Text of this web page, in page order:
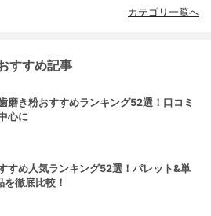
カテゴリ一覧へ
すすめ記事
磨き粉おすすめランキング52選！口コミ
心に
すめ人気ランキング52選！パレット&単
徹底比較！